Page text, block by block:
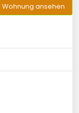
Wohnung ansehen